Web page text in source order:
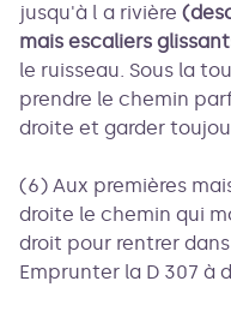
jusqu'à l a rivière
mais escaliers
le ruisseau. Sous la
prendre le chemin
droite et garder
(6) Aux premières
droite le chemin qui
droit pour rentrer
Emprunter la D 307 à